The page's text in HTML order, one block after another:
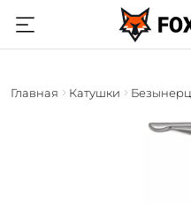
Главная Катушки